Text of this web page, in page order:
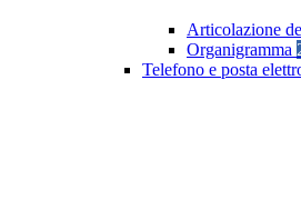
Articolazione
Organigramma
Telefono e posta